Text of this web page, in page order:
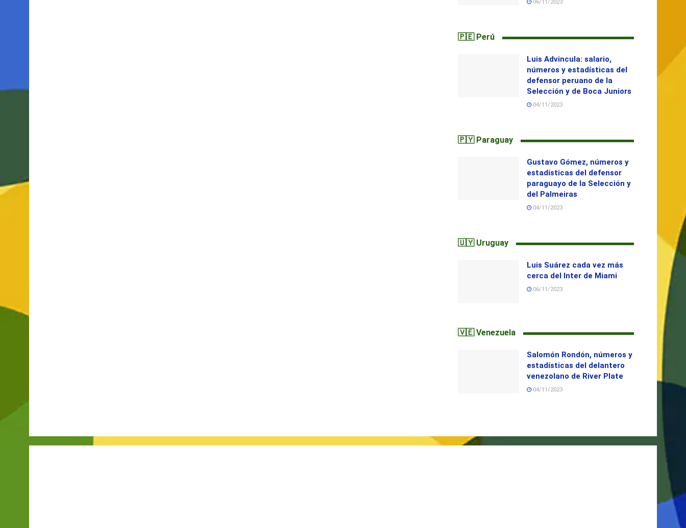
06/11/2023
🇵🇪 Perú
Luis Advincula: salario,
números y estadísticas del
defensor peruano de la
Selección y de Boca Juniors
04/11/2023
🇵🇾 Paraguay
Gustavo Gómez, números y
estadísticas del defensor
paraguayo de la Selección y
del Palmeiras
04/11/2023
🇺🇾 Uruguay
Luis Suárez cada vez más
cerca del Inter de Miami
06/11/2023
🇻🇪 Venezuela
Salomón Rondón, números y
estadísticas del delantero
venezolano de River Plate
04/11/2023